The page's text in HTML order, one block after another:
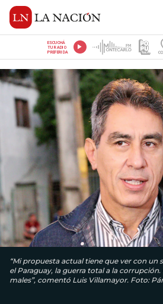
ESCUCHÁ
TU RADIO
PREFERIDA
“Mi propuesta actual tiene que ver con
el Paraguay, la guerra total a la corrupción.
males”, comentó Luis Villamayor. Foto: